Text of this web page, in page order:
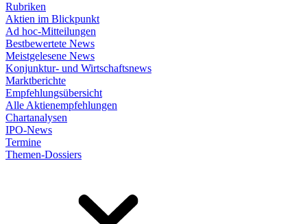
Rubriken
Aktien im Blickpunkt
Ad hoc-Mitteilungen
Bestbewertete News
Meistgelesene News
Konjunktur- und Wirtschaftsnews
Marktberichte
Empfehlungsübersicht
Alle Aktienempfehlungen
Chartanalysen
IPO-News
Termine
Themen-Dossiers